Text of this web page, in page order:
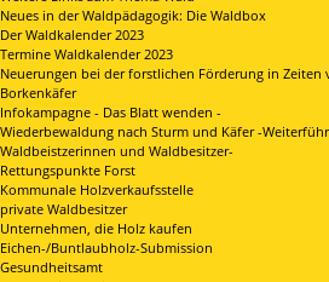
Neues in der Waldpädagogik: Die Waldbox
Der Waldkalender 2023
Termine Waldkalender 2023
Neuerungen bei der forstlichen Förderung in Zeiten
Borkenkäfer
Infokampagne - Das Blatt wenden -
Wiederbewaldung nach Sturm und Käfer -
Waldbeistzerinnen und Waldbesitzer-
Rettungspunkte Forst
Kommunale Holzverkaufsstelle
private Waldbesitzer
Unternehmen, die Holz kaufen
Eichen-/Buntlaubholz-Submission
Gesundheitsamt